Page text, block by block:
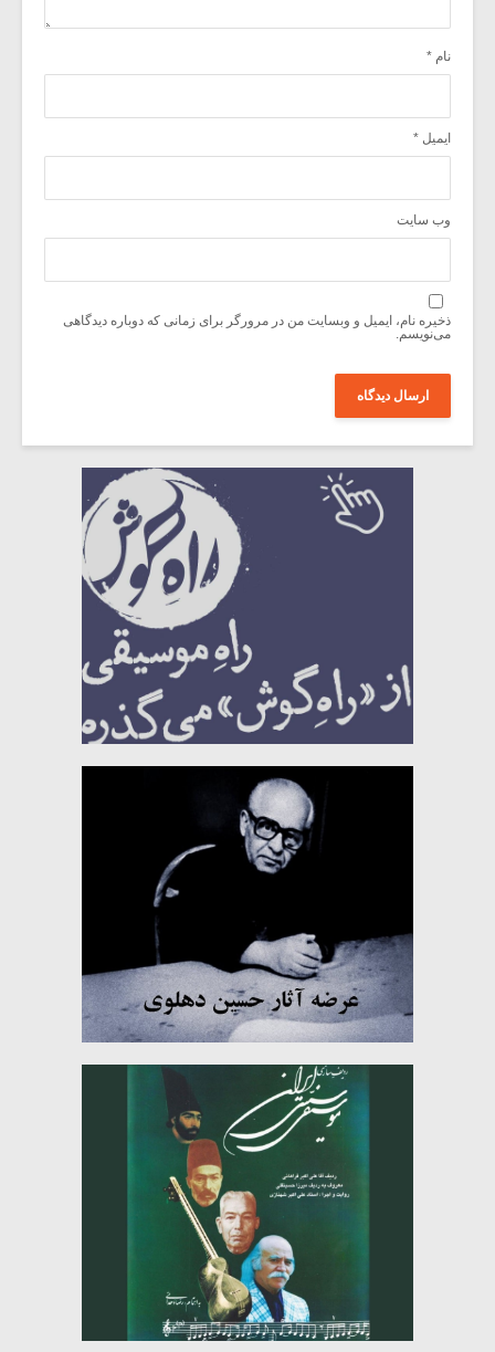
نام *
ایمیل *
وب‌ سایت
ذخیره نام، ایمیل و وبسایت من در مرورگر برای زمانی که دوباره دیدگاهی
می‌نویسم.